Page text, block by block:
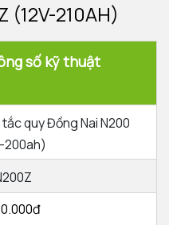
210AH)
số kỹ thuật
tắc quy Đồng Nai N200
200ah)